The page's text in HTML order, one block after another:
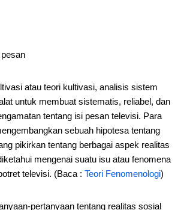
atau teori kultivasi, analisis sistem
untuk membuat sistematis, reliabel, dan
tentang isi pesan televisi. Para
sebuah hipotesa tentang
pikirkan tentang berbagai aspek realitas
mengenai suatu isu atau fenomena
televisi. (Baca : Teori Fenomenologi)
pertanyaan tentang realitas sosial